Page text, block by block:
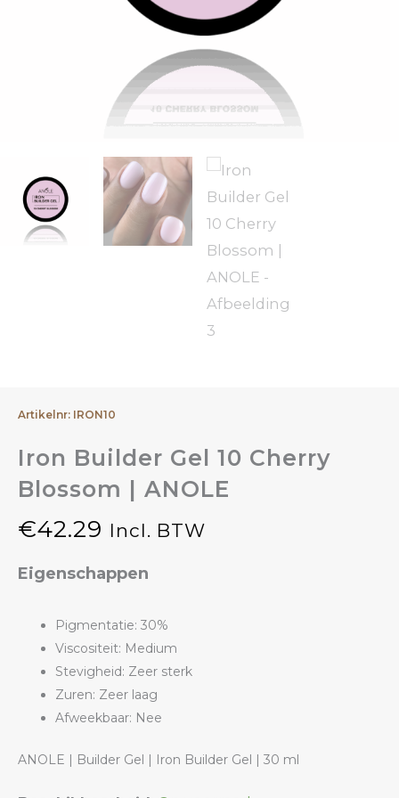
Artikelnr: IRON10
Iron Builder Gel 10 Cherry
Blossom | ANOLE
€42.29 Incl. BTW
Eigenschappen
Pigmentatie: 30%
Viscositeit: Medium
Stevigheid: Zeer sterk
Zuren: Zeer laag
Afweekbaar: Nee
ANOLE | Builder Gel | Iron Builder Gel | 30 ml